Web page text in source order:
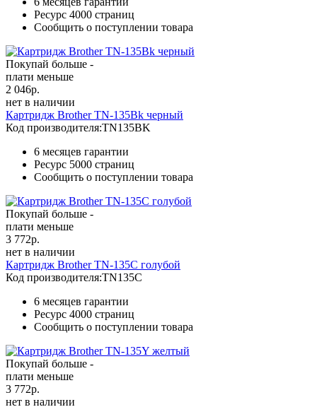
Ресурс 4000 страниц
Сообщить о поступлении товара
Покупай больше -
плати меньше
2 046р.
нет в наличии
Картридж Brother TN-135Bk черный
Код производителя:TN135BK
6 месяцев гарантии
Ресурс 5000 страниц
Сообщить о поступлении товара
Покупай больше -
плати меньше
3 772р.
нет в наличии
Картридж Brother TN-135C голубой
Код производителя:TN135C
6 месяцев гарантии
Ресурс 4000 страниц
Сообщить о поступлении товара
Покупай больше -
плати меньше
3 772р.
нет в наличии